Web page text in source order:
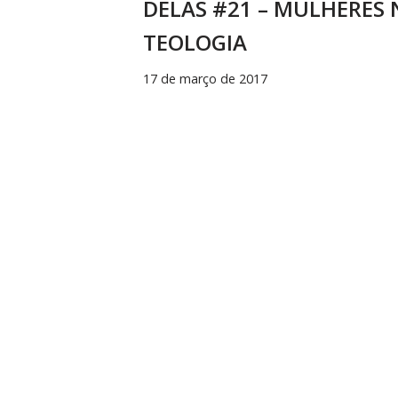
DELAS #21 – MULHERES
TEOLOGIA
17 de março de 2017